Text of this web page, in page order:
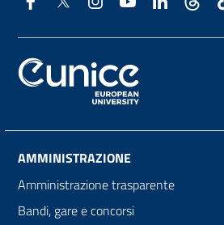
AMMINISTRAZIONE
Amministrazione trasparente
Bandi, gare e concorsi